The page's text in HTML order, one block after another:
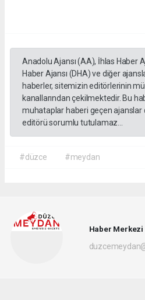
Anadolu Ajansı (AA), İhlas Haber
Haber Ajansı (DHA) ve diğer
haberler, sitemizin editörlerinin
kanallarından çekilmektedir. Bu
muhataplar haberi geçen ajanslar
editörü sorumlu tutulamaz...
#düzce #meydan
Haber Merkezi